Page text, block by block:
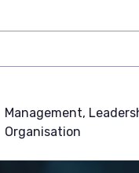
Management,
Organisation